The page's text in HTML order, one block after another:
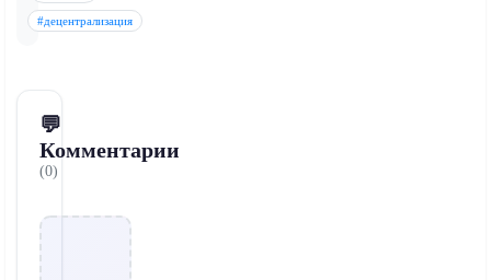
#децентрализация
💬
Комментарии
(0)